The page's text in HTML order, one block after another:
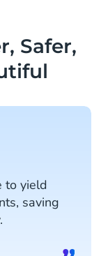
Safer,
to yield
saving